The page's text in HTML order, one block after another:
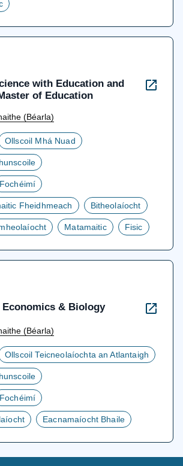
with Education and
of Education
(Béarla)
Ollscoil Mhá Nuad
Fochéimí
Fheidhmeach Bitheolaíocht
Matamaitic Fisic
Economics & Biology
(Béarla)
Ollscoil Teicneolaíochta an Atlantaigh
Fochéimí
Eacnamaíocht Bhaile